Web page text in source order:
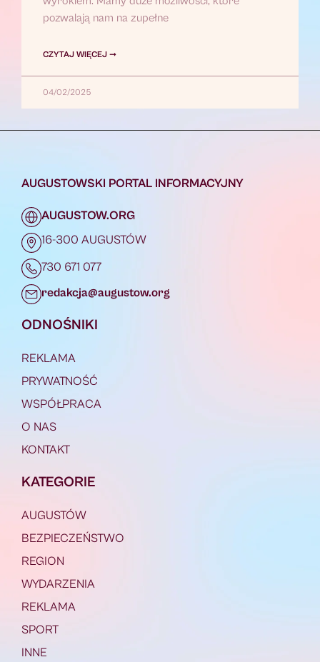
pozwalają nam na zupełne
CZYTAJ WIĘCEJ ➞
04/02/2025
AUGUSTOWSKI PORTAL INFORMACYJNY
AUGUSTOW.ORG
16-300 AUGUSTÓW
730 671 077
redakcja@augustow.org
ODNOŚNIKI
REKLAMA
PRYWATNOŚĆ
WSPÓŁPRACA
O NAS
KONTAKT
KATEGORIE
AUGUSTÓW
BEZPIECZEŃSTWO
REGION
WYDARZENIA
REKLAMA
SPORT
INNE